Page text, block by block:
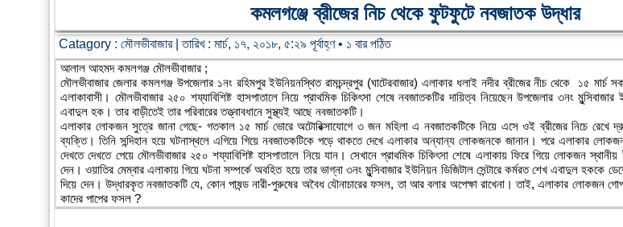
কমলগঞ্জে ব্রীজের নিচ থেকে ফুটফুটে নবজাতক উদ্ধার
Catagory :মৌলভীবাজার| তারিখ : মার্চ, ১৭, ২০১৮, ৫:২৯ পূর্বাহ্ণ • ১ বার পঠিত
আলাল আহমদ কমলগঞ্জ মৌলভীবাজার ;
মৌলভীবাজার জেলার কমলগঞ্জ উপজেলার ১নং রহিমপুর ইউনিয়নস্থিত রামচন্দ্রপুর (ঘাটেরবাজার) এলাকার ধলাই নদীর ব্রীজের নীচ থেকে ১৫
এলাকাবাসী। মৌলভীবাজার ২৫০ শয্যাবিশিষ্ট হাসপাতালে নিয়ে প্রাথমিক চিকিৎসা শেষে নবজাতকটির দায়িত্ব নিয়েছেন উপজেলার ৩নং মুন্সিবাজার
এবাদুল হক। তার বাড়ীতেই তার পরিবারের তত্ত্বাবধানে সুস্থ্যই আছে নবজাতকটি।
এলাকার লোকজন সুত্রে জানা গেছে- গতকাল ১৫ মার্চ ভোরে অটোরিক্সাযোগে ৩ জন মহিলা এ নবজাতকটিকে নিয়ে এসে ওই ব্রীজের নিচে রেখে
ব্যক্তি। তিনি সন্দিহান হয়ে ঘটনাস্থলে এগিয়ে গিয়ে নবজাতকটিকে পড়ে থাকতে দেখে এলাকার অন্যান্য লোকজনকে জানান। পরে এলাকার
দেখতে দেখতে পেয়ে মৌলভীবাজার ২৫০ শয্যাবিশিষ্ট হাসপাতালে নিয়ে যান। সেখানে প্রাথমিক চিকিৎসা শেষে এলাকায় ফিরে গিয়ে লোকজন
দেন। ওয়াতির মেম্বার এলাকায় গিয়ে ঘটনা সম্পর্কে অবহিত হয়ে তার ভাগ্না ৩নং মুন্সিবাজার ইউনিয়ন ডিজিটাল সেন্টারে কর্মরত শেখ এবাদুল হককে
দিয়ে দেন। উদ্ধারকৃত নবজাতকটি যে, কোন পাষন্ড নারী-পুরুষের অবৈধ যৌনাচারের ফসল, তা আর বলার অপেক্ষা রাখেনা। তাই, এলাকার লোকজন
কাদের পাপের ফসল ?